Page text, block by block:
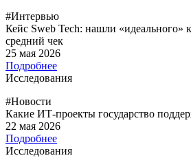
#Интервью
Кейс Sweb Tech: нашли «идеального»
средний чек
25 мая 2026
Подробнее
Исследования
#Новости
Какие ИТ-проекты государство
22 мая 2026
Подробнее
Исследования